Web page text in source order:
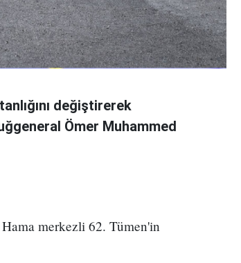
değiştirerek
Ömer Muhammed
merkezli 62. Tümen'in